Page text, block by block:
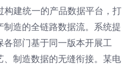
构建统一的产品数据平台，打
制造的全链路数据流。系统提
各部门基于同一版本开展工
、制造数据的无缝衔接。某电